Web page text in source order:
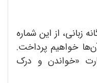
زبانی، از این شماره
خواهیم پرداخت.
«خواندن و درک